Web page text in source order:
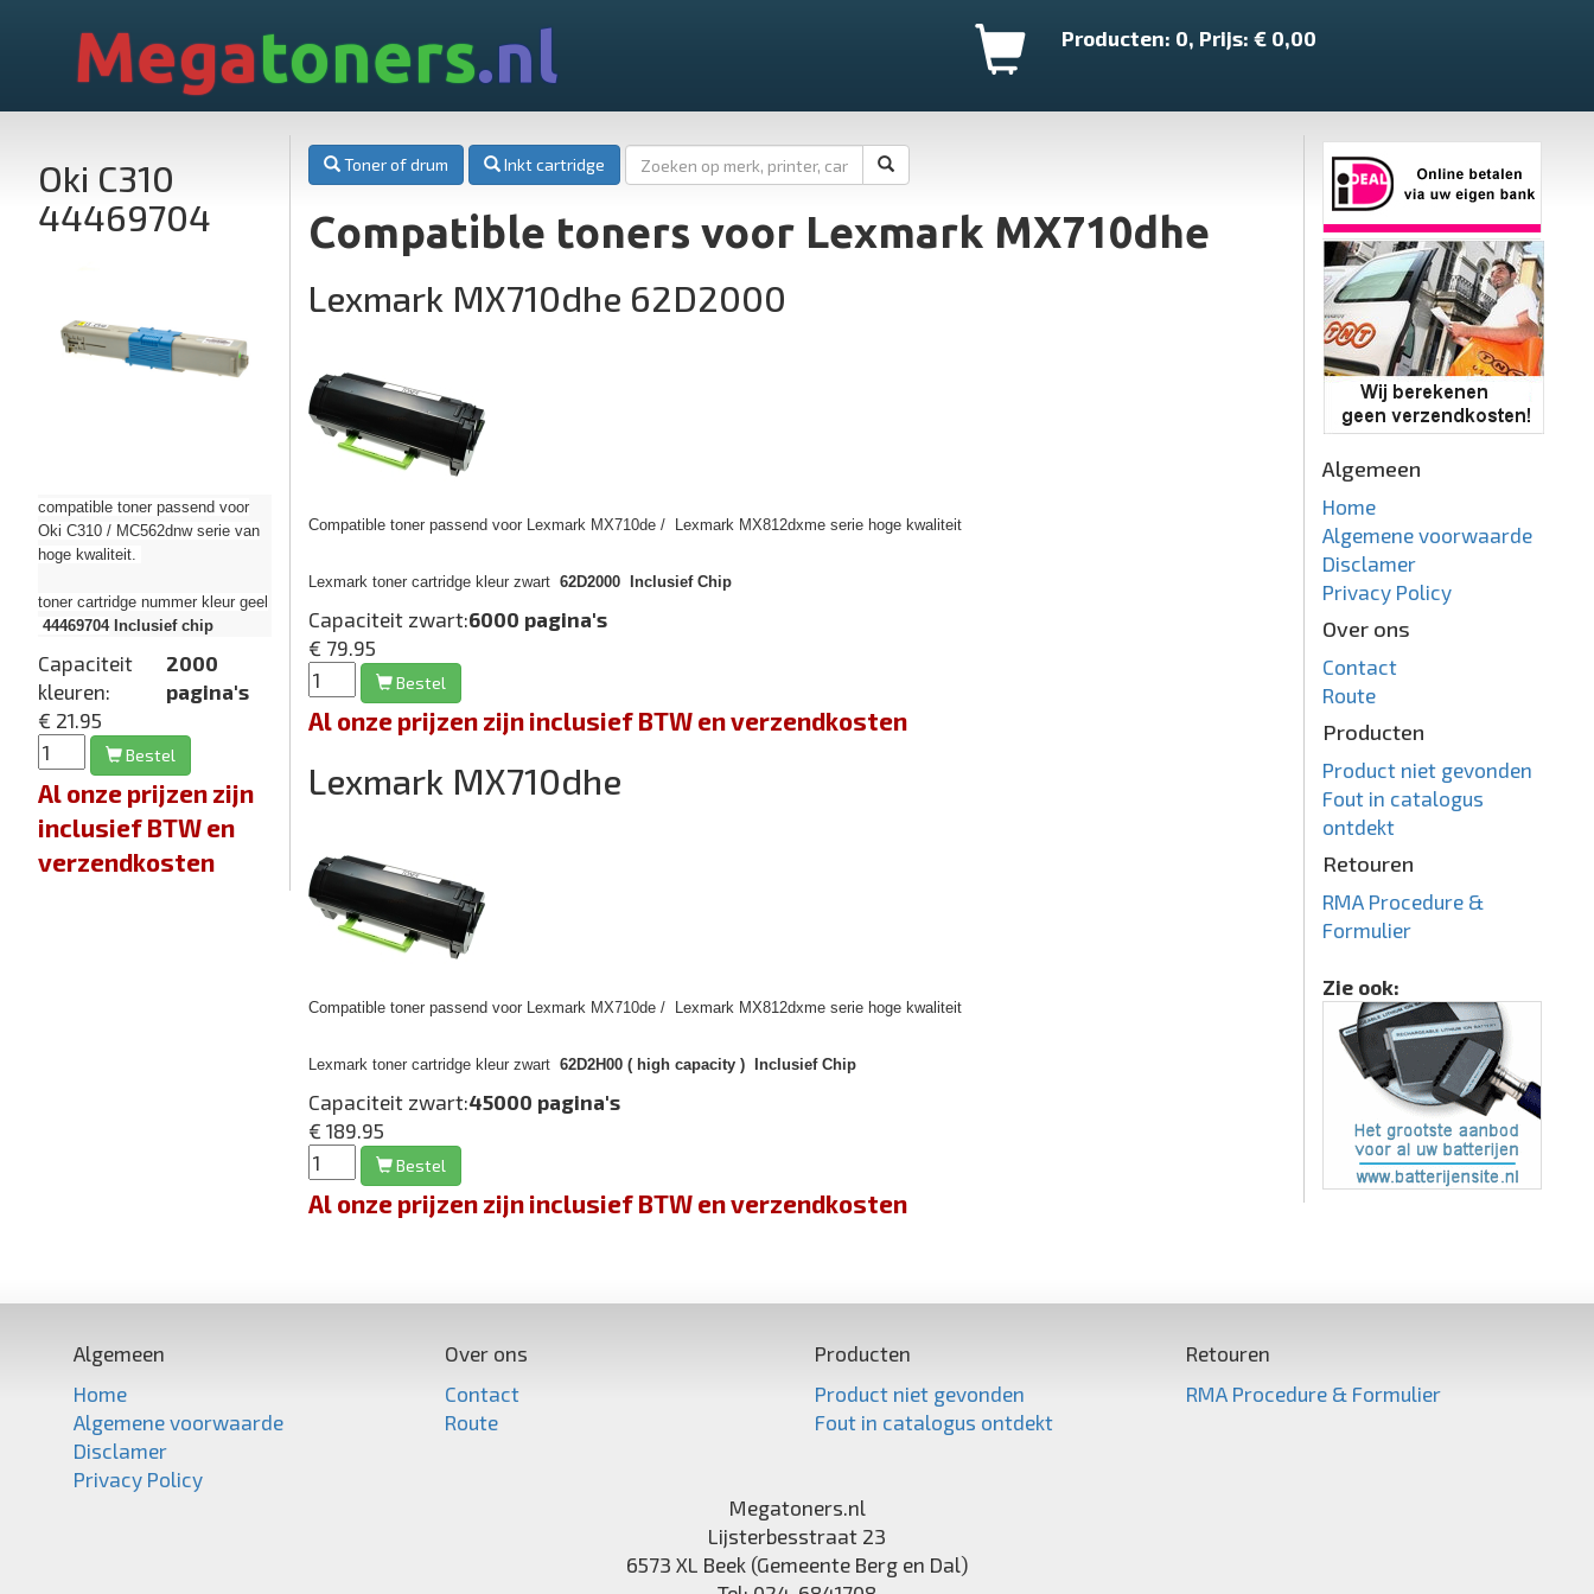
Megatoners.nl Producten: 0, Prijs: € 0,00
Oki C310
44469704
compatible toner passend voor
Oki C310 / MC562dnw serie van
hoge kwaliteit.
toner cartridge nummer kleur geel
44469704Inclusief chip
Capaciteit
kleuren:
2000
pagina's
€ 21.95
Bestel
Al onze prijzen zijn
inclusief BTW en
verzendkosten
Toner of drum Inkt cartridge
Compatible toners voor Lexmark MX710dhe
Lexmark MX710dhe 62D2000
Compatible toner passend voor Lexmark MX710de / Lexmark MX812dxme serie hoge kwaliteit
Lexmark toner cartridge kleur zwart 62D2000 Inclusief Chip
Capaciteit zwart:6000 pagina's
€ 79.95
Bestel
Al onze prijzen zijn inclusief BTW en verzendkosten
Lexmark MX710dhe
Compatible toner passend voor Lexmark MX710de / Lexmark MX812dxme serie hoge kwaliteit
Lexmark toner cartridge kleur zwart 62D2H00 ( high capacity ) Inclusief Chip
Capaciteit zwart:45000 pagina's
€ 189.95
Bestel
Al onze prijzen zijn inclusief BTW en verzendkosten
Algemeen
Home
Algemene voorwaarde
Disclamer
Privacy Policy
Over ons
Contact
Route
Producten
Product niet gevonden
Fout in catalogus
ontdekt
Retouren
RMA Procedure &
Formulier
Zie ook:
Algemeen
Home
Algemene voorwaarde
Disclamer
Privacy Policy
Over ons
Contact
Route
Producten
Product niet gevonden
Fout in catalogus ontdekt
Retouren
RMA Procedure & Formulier
Megatoners.nl
Lijsterbesstraat 23
6573 XL Beek (Gemeente Berg en Dal)